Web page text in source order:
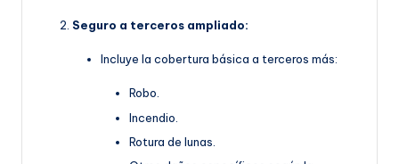
Seguro a terceros ampliado:
Incluye la cobertura básica a terceros más:
Robo.
Incendio.
Rotura de lunas.